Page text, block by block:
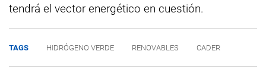
tendrá el vector energético en cuestión.
TAGS HIDRÓGENO VERDE RENOVABLES CADER